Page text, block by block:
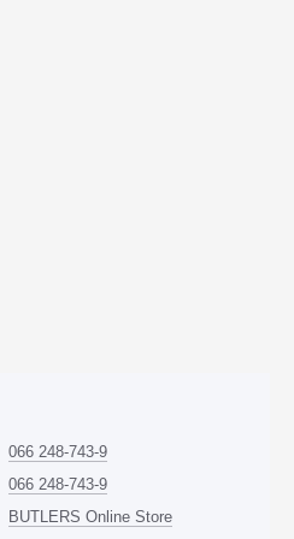
066 248-743-9
066 248-743-9
BUTLERS Online Store